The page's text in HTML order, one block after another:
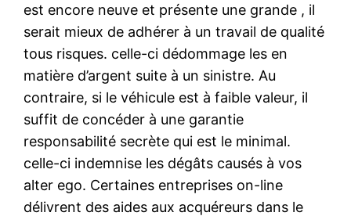
est encore neuve et présente une grande , il
serait mieux de adhérer à un travail de qualité
tous risques. celle-ci dédommage les en
matière d’argent suite à un sinistre. Au
contraire, si le véhicule est à faible valeur, il
suffit de concéder à une garantie
responsabilité secrète qui est le minimal.
celle-ci indemnise les dégâts causés à vos
alter ego. Certaines entreprises on-line
délivrent des aides aux acquéreurs dans le